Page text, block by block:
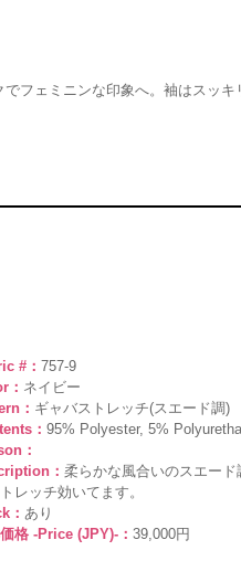
フェミニンな印象へ。袖はスッキ
#： 757-9
： ネイビー
： ギャバストレッチ(スエード調)
： 95% Polyester, 5%
：
： 柔らかな風合いのスエー
トレッチ効いてます。
： あり
格 -Price (JPY)-： 39,000円